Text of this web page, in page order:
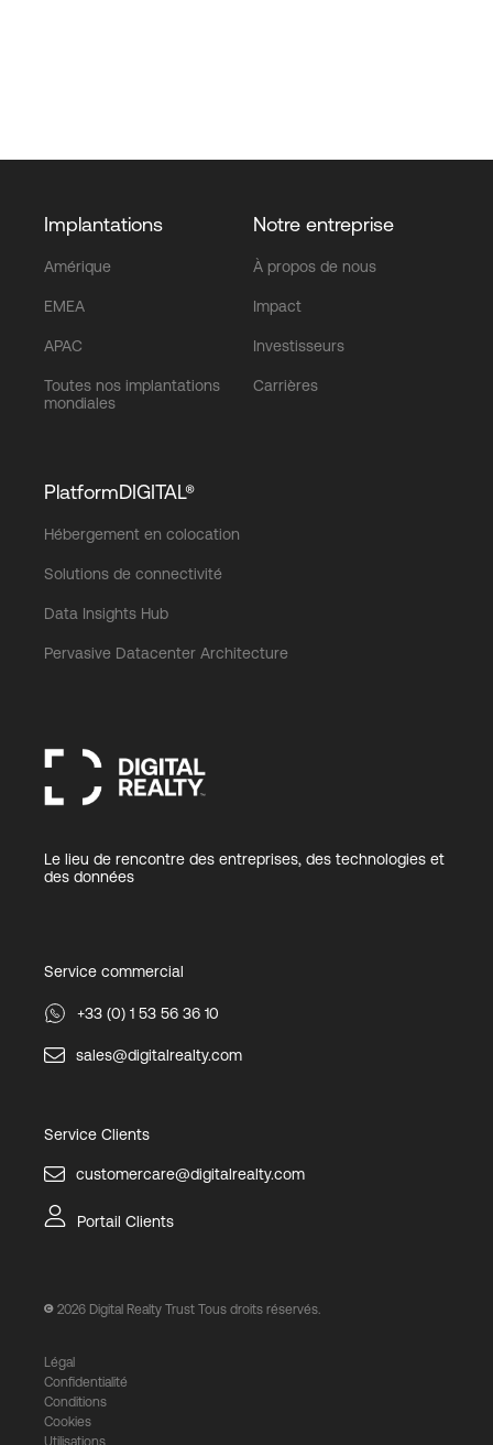
Implantations
Amérique
EMEA
APAC
Toutes nos implantations
mondiales
Notre entreprise
À propos de nous
Impact
Investisseurs
Carrières
PlatformDIGITAL®
Hébergement en colocation
Solutions de connectivité
Data Insights Hub
Pervasive Datacenter Architecture
Le lieu de rencontre des entreprises, des technologies et
des données
Service commercial
+33 (0) 1 53 56 36 10
sales@digitalrealty.com
Service Clients
customercare@digitalrealty.com
Portail Clients
2026 Digital Realty Trust Tous droits réservés.
Légal
Confidentialité
Conditions
Cookies